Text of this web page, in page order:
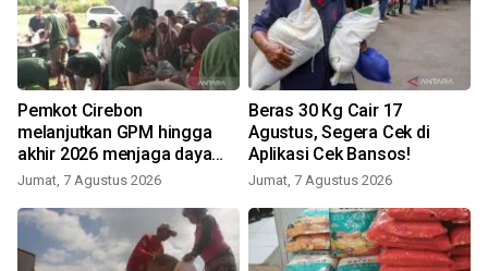
Pemkot Cirebon
melanjutkan GPM hingga
akhir 2026 menjaga daya
beli warga
Jumat, 7 Agustus 2026
Beras 30 Kg Cair 17
Agustus, Segera Cek di
Aplikasi Cek Bansos!
Jumat, 7 Agustus 2026